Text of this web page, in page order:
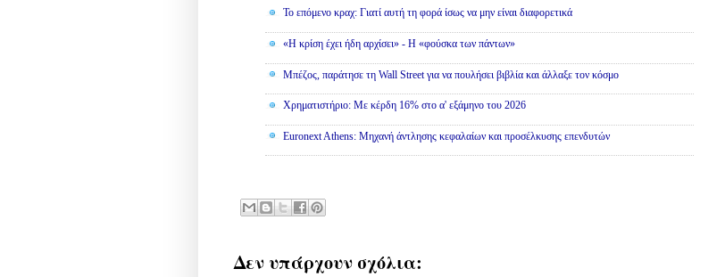
To επόμενο κραχ: Γιατί αυτή τη φορά ίσως να μην είναι διαφορετικά
«Η κρίση έχει ήδη αρχίσει» - Η «φούσκα των πάντων»
Μπέζος, παράτησε τη Wall Street για να πουλήσει βιβλία και άλλαξε τον κόσμο
Χρηματιστήριο: Με κέρδη 16% στο α' εξάμηνο του 2026
Euronext Athens: Μηχανή άντλησης κεφαλαίων και προσέλκυσης επενδυτών
Δεν υπάρχουν σχόλια: